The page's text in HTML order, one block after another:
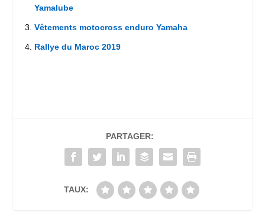
Yamalube
Vêtements motocross enduro Yamaha
Rallye du Maroc 2019
PARTAGER:
TAUX: